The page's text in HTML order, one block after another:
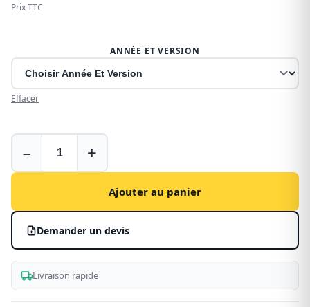
Prix TTC
ANNÉE ET VERSION
Effacer
coffre
Fiat
Scudo
− +
Ajouter au panier
Demander un devis
Livraison rapide